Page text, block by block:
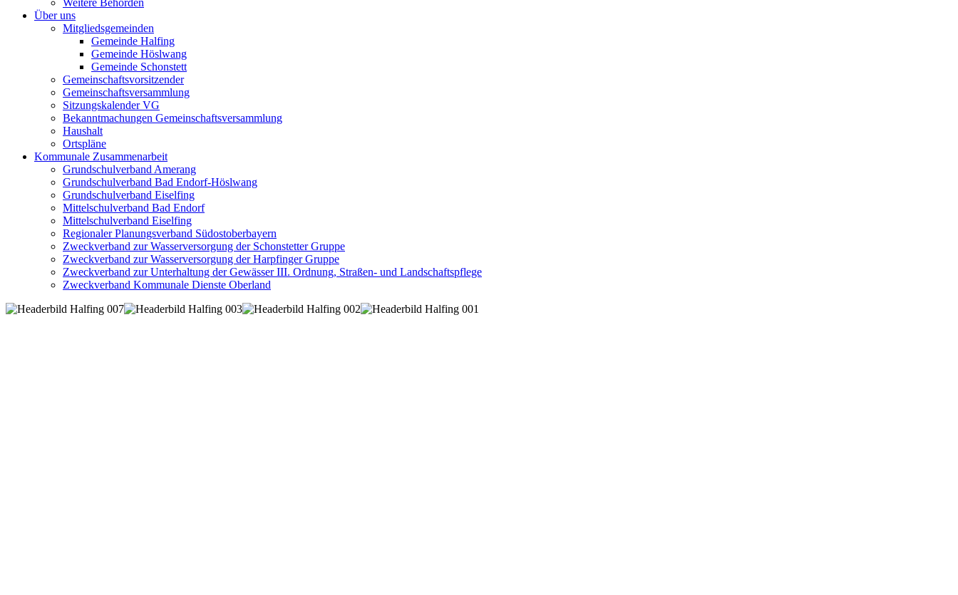
Weitere Behörden
Über uns
Mitgliedsgemeinden
Gemeinde Halfing
Gemeinde Höslwang
Gemeinde Schonstett
Gemeinschaftsvorsitzender
Gemeinschaftsversammlung
Sitzungskalender VG
Bekanntmachungen Gemeinschaftsversammlung
Haushalt
Ortspläne
Kommunale Zusammenarbeit
Grundschulverband Amerang
Grundschulverband Bad Endorf-Höslwang
Grundschulverband Eiselfing
Mittelschulverband Bad Endorf
Mittelschulverband Eiselfing
Regionaler Planungsverband Südostoberbayern
Zweckverband zur Wasserversorgung der Schonstetter Gruppe
Zweckverband zur Wasserversorgung der Harpfinger Gruppe
Zweckverband zur Unterhaltung der Gewässer III. Ordnung, Straßen- und Landschaftspflege
Zweckverband Kommunale Dienste Oberland